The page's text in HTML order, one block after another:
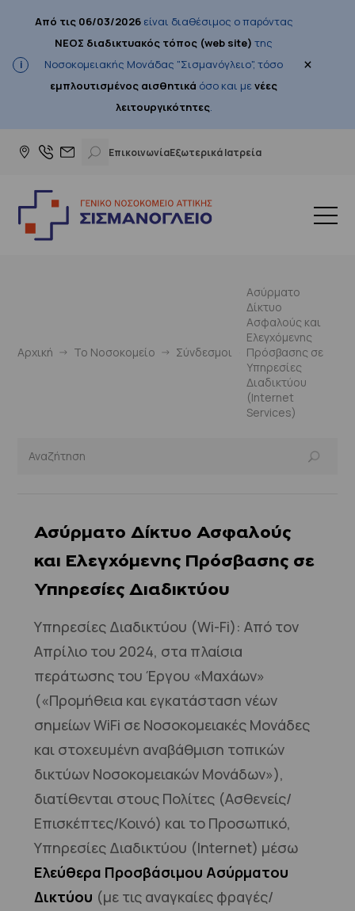
Από τις 06/03/2026είναι διαθέσιμος ο παρόντας
ΝΕΟΣ διαδικτυακός τόπος (web site) της
Νοσοκομειακής Μονάδας "Σισμανόγλειο", τόσο
εμπλουτισμένος αισθητικά όσο και μενέες
λειτουργικότητες.
×
ΕπικοινωνίαΕξωτερικά Ιατρεία
Αρχική Το Νοσοκομείο Σύνδεσμοι
Ασύρματο
Δίκτυο
Ασφαλούς και
Ελεγχόμενης
Πρόσβασης σε
Υπηρεσίες
Διαδικτύου
(Internet
Services)
Ασύρματο Δίκτυο Ασφαλούς
και Ελεγχόμενης Πρόσβασης σε
Υπηρεσίες Διαδικτύου
Υπηρεσίες Διαδικτύου (Wi-Fi): Από τον
Απρίλιο του 2024, στα πλαίσια
περάτωσης του Έργου «Μαχάων»
(«Προμήθεια και εγκατάσταση νέων
σημείων WiFi σε Νοσοκομειακές Μονάδες
και στοχευμένη αναβάθμιση τοπικών
δικτύων Νοσοκομειακών Μονάδων»),
διατίθενται στους Πολίτες (Ασθενείς/
Επισκέπτες/Κοινό) και το Προσωπικό,
Υπηρεσίες Διαδικτύου (Internet) μέσω
Ελεύθερα Προσβάσιμου Ασύρματου
Δικτύου (με τις αναγκαίες φραγές/